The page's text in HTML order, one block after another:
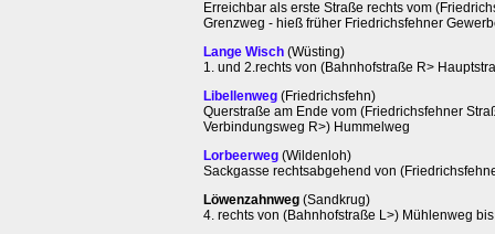
Erreichbar als erste Straße rechts vom
Grenzweg - hieß früher Friedrichsfehner
Lange Wisch (Wüsting)
1. und 2.rechts von (Bahnhofstraße R>
Libellenweg (Friedrichsfehn)
Querstraße am Ende vom (Friedrichsfehner
Verbindungsweg R>) Hummelweg
Lorbeerweg (Wildenloh)
Sackgasse rechtsabgehend von
Löwenzahnweg (Sandkrug)
4. rechts von (Bahnhofstraße L>) Mühlenweg